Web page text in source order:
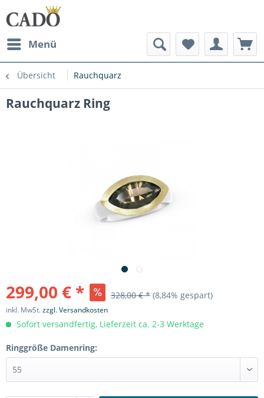
Menü
Übersicht Rauchquarz
Rauchquarz Ring
299,00 € * 328,00 € * (8,84% gespart)
inkl. MwSt.zzgl. Versandkosten
Sofort versandfertig, Lieferzeit ca. 2-3 Werktage
Ringgröße Damenring: